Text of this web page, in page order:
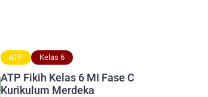
ATP Kelas 6
ATP Fikih Kelas 6 MI Fase C
Kurikulum Merdeka